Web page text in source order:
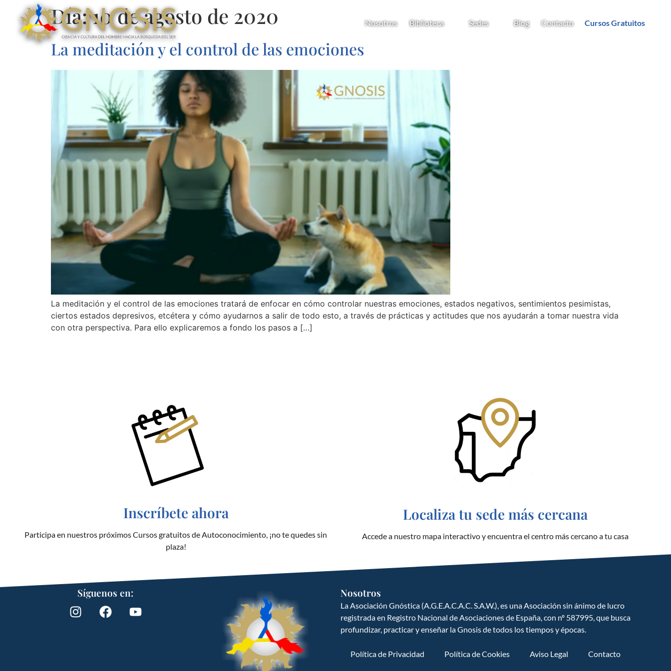
Nosotros Biblioteca Sedes Blog Contacto Cursos Gratuitos
Día:10 de agosto de 2020
La meditación y el control de las emociones
La meditación y el control de las emociones tratará de enfocar en cómo controlar nuestras emociones, estados negativos, sentimientos pesimistas,
ciertos estados depresivos, etcétera y cómo ayudarnos a salir de todo esto, a través de prácticas y actitudes que nos ayudarán a tomar nuestra vida
con otra perspectiva. Para ello explicaremos a fondo los pasos a […]
Inscríbete ahora
Participa en nuestros próximos Cursos gratuitos de Autoconocimiento, ¡no te quedes sin
plaza!
Localiza tu sede más cercana
Accede a nuestro mapa interactivo y encuentra el centro más cercano a tu casa
Síguenos en: Nosotros
La Asociación Gnóstica (A.G.E.A.C.A.C. S.A.W.), es una Asociación sin ánimo de lucro
registrada en Registro Nacional de Asociaciones de España, con nº 587995, que busca
profundizar, practicar y enseñar la Gnosis de todos los tiempos y épocas.
Política de Privacidad Política de Cookies Aviso Legal Contacto
GNOSIS ESPAÑA